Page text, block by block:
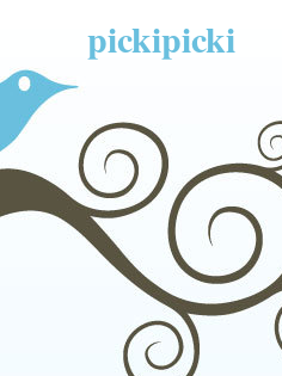
pickipicki